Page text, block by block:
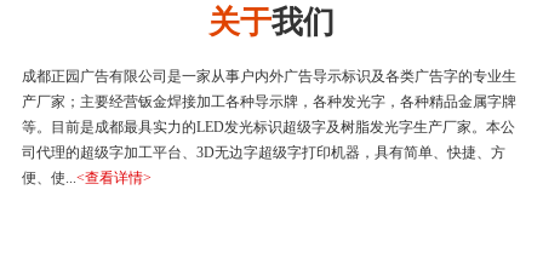
关于我们
成都正园广告有限公司是一家从事户内外广告导示标识及各类广告字的专业生
产厂家；主要经营钣金焊接加工各种导示牌，各种发光字，各种精品金属字牌
等。目前是成都最具实力的LED发光标识超级字及树脂发光字生产厂家。本公
司代理的超级字加工平台、3D无边字超级字打印机器，具有简单、快捷、方
便、使...<查看详情>